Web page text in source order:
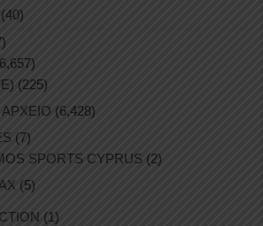
(40)
(225)
ΑΡΧΕΙΟ (6,428)
(7)
SPORTS CYPRUS (2)
(5)
(1)